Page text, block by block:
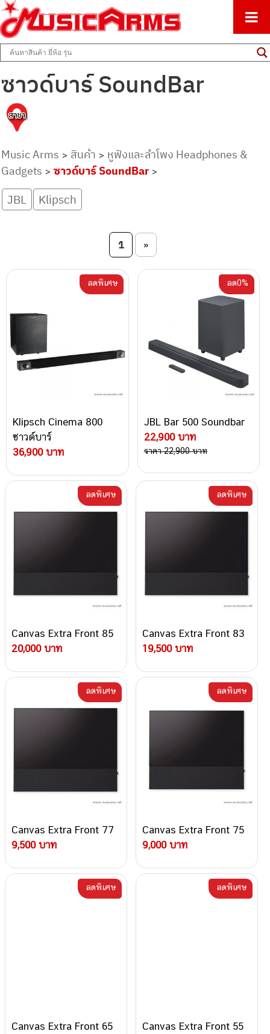
Music Arms
ศูนย์รวมครื่องดนตรีทุกชนิด ตั้งแต่เริ่มต้นถึงมืออาชีพ
ซาวด์บาร์ SoundBar
Music Arms > สินค้า > หูฟังและลำโพง Headphones &
Gadgets > ซาวด์บาร์ SoundBar>
JBL Klipsch
Post navigation 1 »
Klipsch Cinema 800
ซาวด์บาร์
36,900 บาท
ลดพิเศษ
JBL Bar 500 Soundbar
22,900 บาท
ลด0%
ราคา 22,900 บาท
Canvas Extra Front 85
20,000 บาท
ลดพิเศษ
Canvas Extra Front 83
19,500 บาท
ลดพิเศษ
Canvas Extra Front 77
9,500 บาท
ลดพิเศษ
Canvas Extra Front 75
9,000 บาท
ลดพิเศษ
Canvas Extra Front 65
ลดพิเศษ
Canvas Extra Front 55
ลดพิเศษ